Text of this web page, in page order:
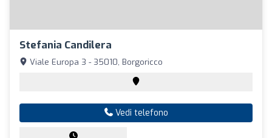
Stefania Candilera
Viale Europa 3 - 35010, Borgoricco
Vedi telefono